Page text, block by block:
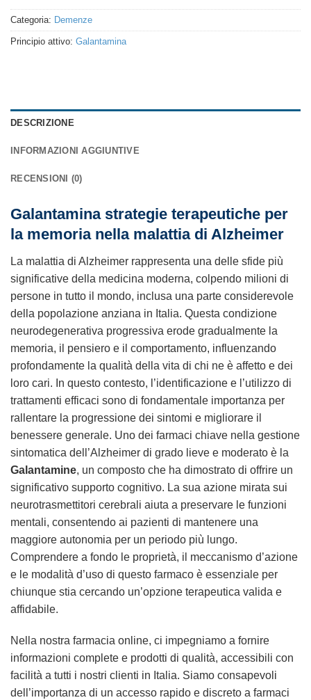
Categoria: Demenze
Principio attivo: Galantamina
DESCRIZIONE
INFORMAZIONI AGGIUNTIVE
RECENSIONI (0)
Galantamina strategie terapeutiche per
la memoria nella malattia di Alzheimer
La malattia di Alzheimer rappresenta una delle sfide più
significative della medicina moderna, colpendo milioni di
persone in tutto il mondo, inclusa una parte considerevole
della popolazione anziana in Italia. Questa condizione
neurodegenerativa progressiva erode gradualmente la
memoria, il pensiero e il comportamento, influenzando
profondamente la qualità della vita di chi ne è affetto e dei
loro cari. In questo contesto, l’identificazione e l’utilizzo di
trattamenti efficaci sono di fondamentale importanza per
rallentare la progressione dei sintomi e migliorare il
benessere generale. Uno dei farmaci chiave nella gestione
sintomatica dell’Alzheimer di grado lieve e moderato è la
Galantamine, un composto che ha dimostrato di offrire un
significativo supporto cognitivo. La sua azione mirata sui
neurotrasmettitori cerebrali aiuta a preservare le funzioni
mentali, consentendo ai pazienti di mantenere una
maggiore autonomia per un periodo più lungo.
Comprendere a fondo le proprietà, il meccanismo d’azione
e le modalità d’uso di questo farmaco è essenziale per
chiunque stia cercando un’opzione terapeutica valida e
affidabile.
Nella nostra farmacia online, ci impegniamo a fornire
informazioni complete e prodotti di qualità, accessibili con
facilità a tutti i nostri clienti in Italia. Siamo consapevoli
dell’importanza di un accesso rapido e discreto a farmaci